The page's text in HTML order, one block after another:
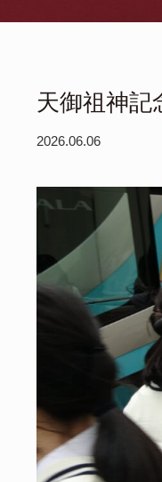
天御祖神記
2026.06.06